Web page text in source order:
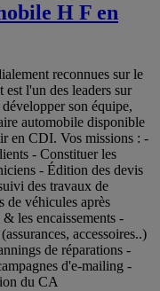
H F en
reconnues sur le
l'un des leaders sur
son équipe,
automobile disponible
en CDI. Vos missions : -
- Constituer les
- Édition des devis
des travaux de
de véhicules après
les encaissements -
accessoires..)
de réparations -
d'e-mailing -
du CA